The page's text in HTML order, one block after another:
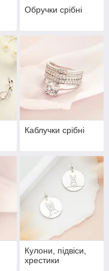
Обручки срібні
Каблучки срібні
Кулони, підвіси,
хрестики